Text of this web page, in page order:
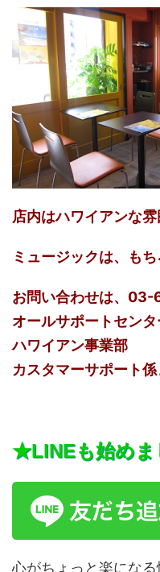
店内はハワイアンな
ミュージックは、も
お問い合わせは、
オールサポートセンタ
ハワイアン事業部
カスタマーサポート
★LINEも始め
心がちょっと楽にな